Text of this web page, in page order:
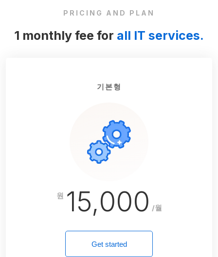
PRICING AND PLAN
1 monthly fee for all IT services.
기본형
원 15,000 /월
Get started